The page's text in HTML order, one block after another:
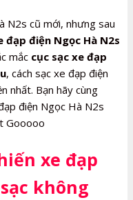
N2s cũ mới, nhưng sau
đạp điện Ngọc Hà N2s
mắc cục sạc xe đạp
, cách sạc xe đạp điện
nhất. Bạn hãy cùng
điện Ngọc Hà N2s
Gooooo
xe đạp
không